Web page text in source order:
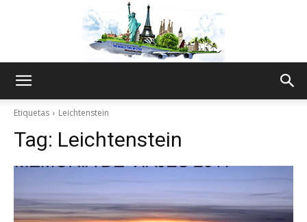
Thru
Etiquetas Leichtenstein
Tag: Leichtenstein